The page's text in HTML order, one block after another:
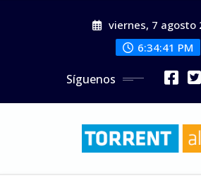
viernes, 7 agosto
6:34:43 PM
Síguenos